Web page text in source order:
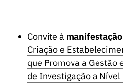
Convite à
Criação e
que Promova a Gestão
de Investigação a Nível